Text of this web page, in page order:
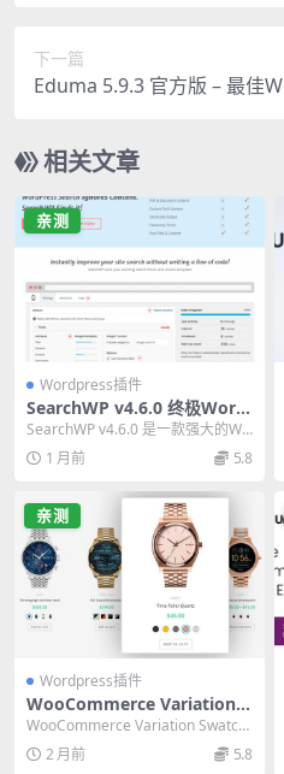
下一篇
Eduma 5.9.3 官方版 – 最佳
相关文章
亲测
Wordpress插件
SearchWP v4.6.0 终极Word
Press高级搜索插件中文版
SearchWP v4.6.0 是一款强大的Wo
rdPress高级搜索插件，支持...
1 月前 5.8
亲测
Wordpress插件
WooCommerce Variation S
watches Pro v2.3.0 汉化
版：终极商品多变体切换按钮
插件
WooCommerce Variation Swatch
es Pro 是一款专业...
2 月前 5.8